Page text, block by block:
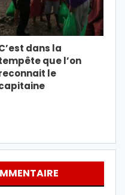
dans la
que l’on
le